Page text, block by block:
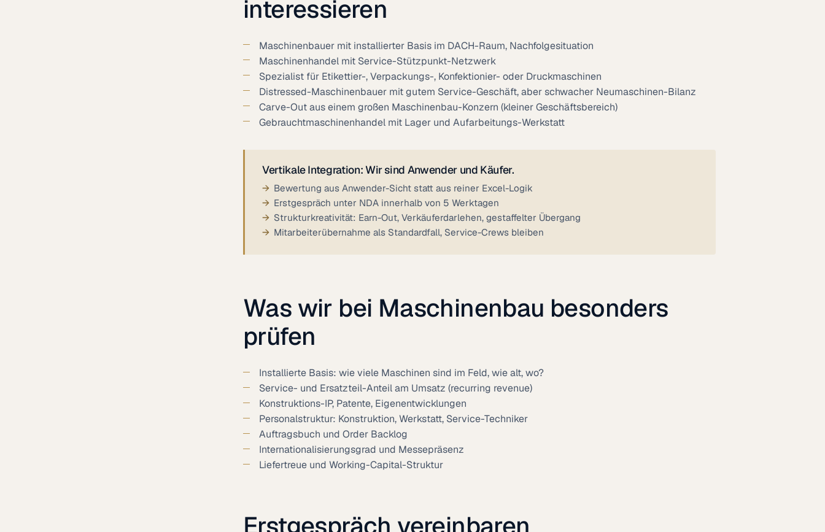
interessieren
Maschinenbauer mit installierter Basis im DACH-Raum, Nachfolgesituation
Maschinenhandel mit Service-Stützpunkt-Netzwerk
Spezialist für Etikettier-, Verpackungs-, Konfektionier- oder Druckmaschinen
Distressed-Maschinenbauer mit gutem Service-Geschäft, aber schwacher Neumaschinen-Bilanz
Carve-Out aus einem großen Maschinenbau-Konzern (kleiner Geschäftsbereich)
Gebrauchtmaschinenhandel mit Lager und Aufarbeitungs-Werkstatt
Vertikale Integration: Wir sind Anwender und Käufer.
Bewertung aus Anwender-Sicht statt aus reiner Excel-Logik
Erstgespräch unter NDA innerhalb von 5 Werktagen
Strukturkreativität: Earn-Out, Verkäuferdarlehen, gestaffelter Übergang
Mitarbeiterübernahme als Standardfall, Service-Crews bleiben
Was wir bei Maschinenbau besonders
prüfen
Installierte Basis: wie viele Maschinen sind im Feld, wie alt, wo?
Service- und Ersatzteil-Anteil am Umsatz (recurring revenue)
Konstruktions-IP, Patente, Eigenentwicklungen
Personalstruktur: Konstruktion, Werkstatt, Service-Techniker
Auftragsbuch und Order Backlog
Internationalisierungsgrad und Messepräsenz
Liefertreue und Working-Capital-Struktur